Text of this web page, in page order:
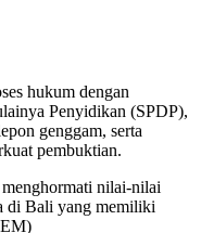
hukum dengan
Penyidikan (SPDP),
genggam, serta
pembuktian.
nilai-nilai
di Bali yang memiliki